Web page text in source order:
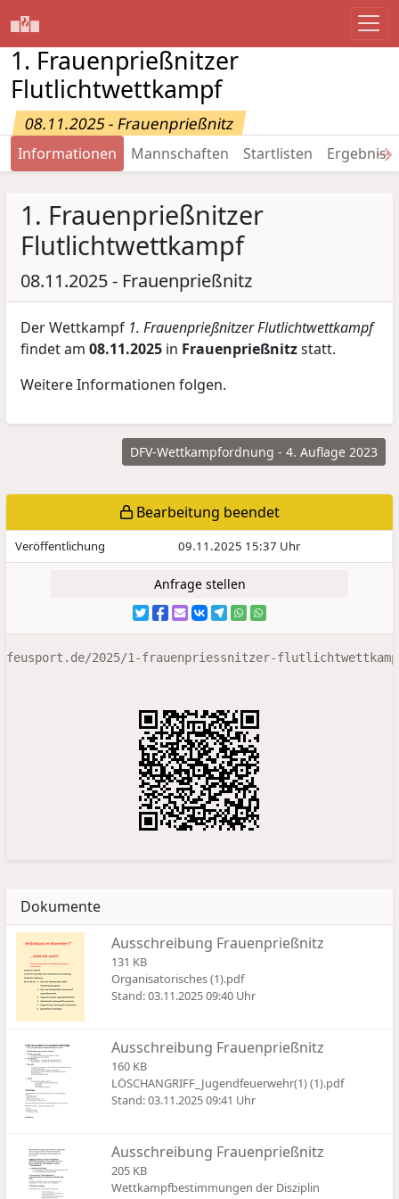
1. Frauenprießnitzer
Flutlichtwettkampf
08.11.2025 - Frauenprießnitz
Informationen Mannschaften Startlisten →
1. Frauenprießnitzer
Flutlichtwettkampf
08.11.2025 - Frauenprießnitz
Der Wettkampf 1. Frauenprießnitzer Flutlichtwettkampf
findet am08.11.2025 in Frauenprießnitzstatt.
Weitere Informationen folgen.
DFV-Wettkampfordnung - 4. Auflage 2023
Bearbeitung beendet
Veröffentlichung 09.11.2025 15:37 Uhr
Anfrage stellen
feusport.de/2025/1-frauenpriessnitzer-
Dokumente
Ausschreibung Frauenprießnitz
131 KB
Organisatorisches (1).pdf
Stand: 03.11.2025 09:40 Uhr
Ausschreibung Frauenprießnitz
160 KB
LÖSCHANGRIFF_Jugendfeuerwehr(1) (1).pdf
Stand: 03.11.2025 09:41 Uhr
Ausschreibung Frauenprießnitz
205 KB
Wettkampfbestimmungen der Disziplin